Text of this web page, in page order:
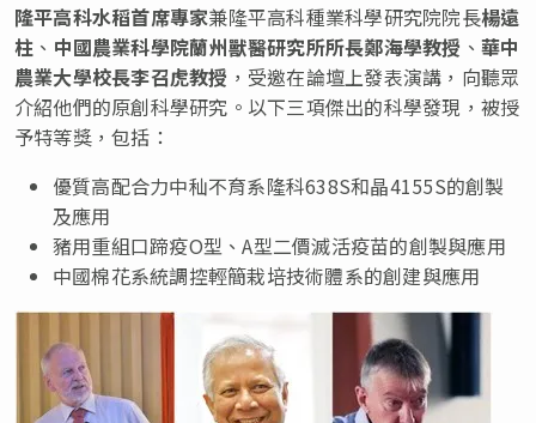
隆平高科水稻首席專家兼隆平高科種業科學研究院院長楊遠
柱 、 中國農業科學院蘭州獸醫研究所所長鄭海學教授 、 華中
農業大學校長李召虎教授 ，受邀在論壇上發表演講，向聽眾
介紹他們的原創科學研究。以下三項傑出的科學發現，被授
予特等獎，包括：
優質高配合力中秈不育系隆科638S和晶4155S的創製
及應用
豬用重組口蹄疫O型、A型二價滅活疫苗的創製與應用
中國棉花系統調控輕簡栽培技術體系的創建與應用